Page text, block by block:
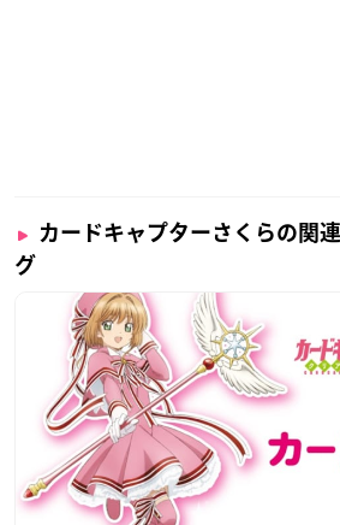
カードキャプターさくらの関
グ